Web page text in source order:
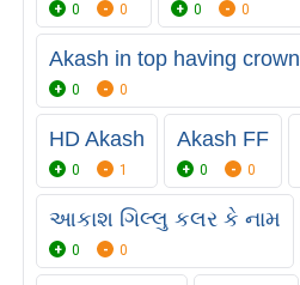
0 0 0 0
Akash in top having crown
0 0
HD Akash
0 1
Akash FF
0 0
આકાશ ગિલ્લુ કલર કે નામ
0 0